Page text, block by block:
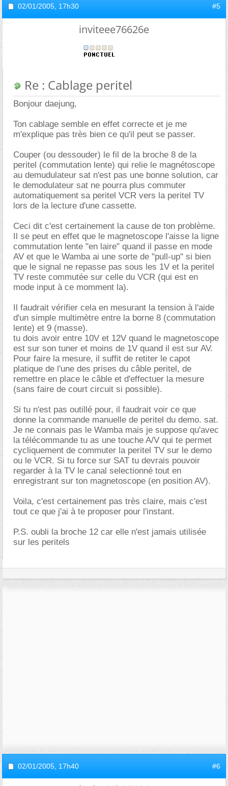
02/01/2005, 17h30 #5
inviteee76626e
Re : Cablage peritel
Bonjour daejung,
Ton cablage semble en effet correcte et je me
m'explique pas très bien ce qu'il peut se passer.
Couper (ou dessouder) le fil de la broche 8 de la
peritel (commutation lente) qui relie le magnétoscope
au demudulateur sat n'est pas une bonne solution, car
le demodulateur sat ne pourra plus commuter
automatiquement sa peritel VCR vers la peritel TV
lors de la lecture d'une cassette.
Ceci dit c'est certainement la cause de ton problème.
Il se peut en effet que le magnetoscope l'aisse la ligne
commutation lente "en laire" quand il passe en mode
AV et que le Wamba ai une sorte de "pull-up" si bien
que le signal ne repasse pas sous les 1V et la peritel
TV reste commutée sur celle du VCR (qui est en
mode input à ce momment la).
Il faudrait vérifier cela en mesurant la tension à l'aide
d'un simple multimètre entre la borne 8 (commutation
lente) et 9 (masse).
tu dois avoir entre 10V et 12V quand le magnetoscope
est sur son tuner et moins de 1V quand il est sur AV.
Pour faire la mesure, il suffit de retiter le capot
platique de l'une des prises du câble peritel, de
remettre en place le câble et d'effectuer la mesure
(sans faire de court circuit si possible).
Si tu n'est pas outillé pour, il faudrait voir ce que
donne la commande manuelle de peritel du demo. sat.
Je ne connais pas le Wamba mais je suppose qu'avec
la télécommande tu as une touche A/V qui te permet
cycliquement de commuter la peritel TV sur le demo
ou le VCR. Si tu force sur SAT tu devrais pouvoir
regarder à la TV le canal selectionné tout en
enregistrant sur ton magnetoscope (en position AV).
Voila, c'est certainement pas très claire, mais c'est
tout ce que j'ai à te proposer pour l'instant.
P.S. oubli la broche 12 car elle n'est jamais utilisée
sur les peritels
02/01/2005, 17h40 #6